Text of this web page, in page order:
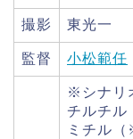
撮影 東光一
監督 小松範任
※シナリ
チルチル
ミチル